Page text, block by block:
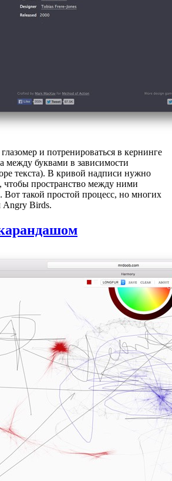
и потренироваться в кернинге
между буквами в зависимости
текста). В кривой надписи нужно
чтобы пространство между ними
Вот такой простой процесс, но многих
Angry Birds.